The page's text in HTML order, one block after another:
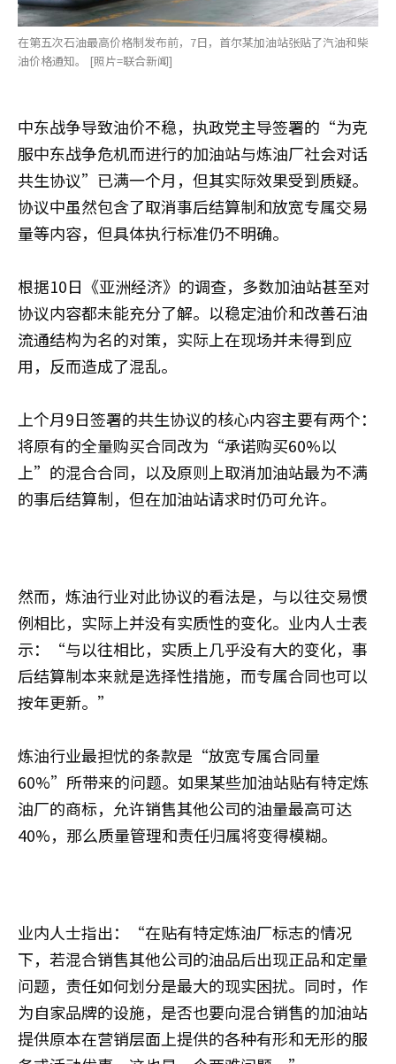
在第五次石油最高价格制发布前，7日，首尔某加油站张贴了汽油和柴
油价格通知。 [照片=联合新闻]
中东战争导致油价不稳，执政党主导签署的“为克
服中东战争危机而进行的加油站与炼油厂社会对话
共生协议”已满一个月，但其实际效果受到质疑。
协议中虽然包含了取消事后结算制和放宽专属交易
量等内容，但具体执行标准仍不明确。
根据10日《亚洲经济》的调查，多数加油站甚至对
协议内容都未能充分了解。以稳定油价和改善石油
流通结构为名的对策，实际上在现场并未得到应
用，反而造成了混乱。
上个月9日签署的共生协议的核心内容主要有两个：
将原有的全量购买合同改为“承诺购买60%以
上”的混合合同，以及原则上取消加油站最为不满
的事后结算制，但在加油站请求时仍可允许。
然而，炼油行业对此协议的看法是，与以往交易惯
例相比，实际上并没有实质性的变化。业内人士表
示：“与以往相比，实质上几乎没有大的变化，事
后结算制本来就是选择性措施，而专属合同也可以
按年更新。”
炼油行业最担忧的条款是“放宽专属合同量
60%”所带来的问题。如果某些加油站贴有特定炼
油厂的商标，允许销售其他公司的油量最高可达
40%，那么质量管理和责任归属将变得模糊。
业内人士指出：“在贴有特定炼油厂标志的情况
下，若混合销售其他公司的油品后出现正品和定量
问题，责任如何划分是最大的现实困扰。同时，作
为自家品牌的设施，是否也要向混合销售的加油站
提供原本在营销层面上提供的各种有形和无形的服